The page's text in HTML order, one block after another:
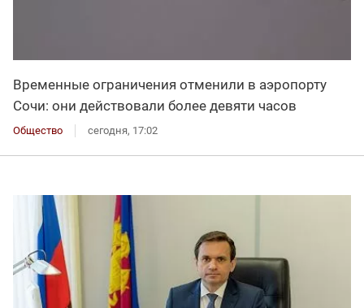
Временные ограничения отменили в аэропорту
Сочи: они действовали более девяти часов
Общество сегодня, 17:02